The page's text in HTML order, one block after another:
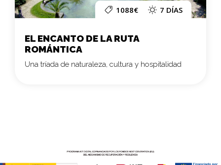
1088€ 7 DÍAS
EL ENCANTO DE LA RUTA
ROMÁNTICA
Una tríada de naturaleza, cultura y hospitalidad